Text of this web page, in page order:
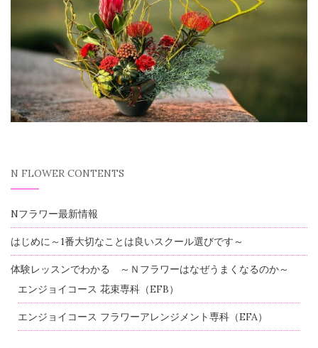
N FLOWER CONTENTS
Nフラワー最新情報
はじめに～1番大切なことは良いスクール選びです～
体験レッスンでわかる ～Ｎフラワーはなぜうまくなるのか～
エンジョイコース 花束専科（EFB）
エンジョイコース フラワーアレンジメント専科（EFA）